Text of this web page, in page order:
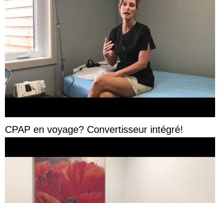
CPAP en voyage? Convertisseur intégré!